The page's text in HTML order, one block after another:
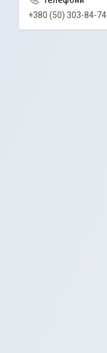
+380 (50) 303-84-74